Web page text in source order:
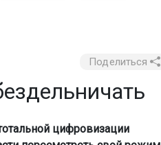
Поделиться
цифровизации